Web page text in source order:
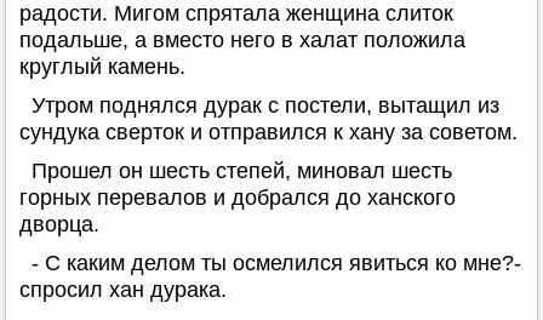
радости. Мигом спрятала женщина слиток
подальше, а вместо него в халат положила
круглый камень.
Утром поднялся дурак с постели, вытащил из
сундука сверток и отправился к хану за советом.
Прошел он шесть степей, миновал шесть
горных перевалов и добрался до ханского
дворца.
- С каким делом ты осмелился явиться ко мне?-
спросил хан дурака.